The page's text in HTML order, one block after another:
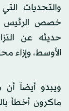
والتحديات
خصص الرئيس
حديثه عن
الأوسط، وإزاء
ويبدو أيضاً أن